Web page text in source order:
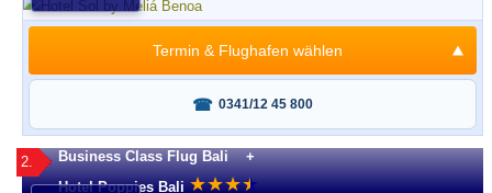
0341/12 45 800
Termin & Flughafen wählen
2.
Business Class Flug Bali +
Hotel Poppies Bali ★★★★
★